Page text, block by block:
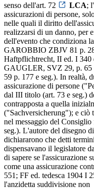
senso dell'art. 72
LCA;
assicurazioni di persone,
nelle quali il diritto
realizzarsi di un danno, per
dell'evento che condiziona
GAROBBIO ZBJV 81 p.
Haftpflichtrecht, II ed. I 340
GAUGLER, SVZ 29, p. 65
59 p. 177 e seg.). In realtà,
assicurazione di persone
dal III titolo (art. 73 e seg.)
contrapposta a quella
("Sachversicherung"); e ciò
nel messaggio del
seg.). L'autore del disegno
dichiararono che detti
dispensavano il legislatore
di sapere se l'assicurazione
come una assicurazione
551; FF ed. tedesca 1904 I
l'anzidetta suddivisione non